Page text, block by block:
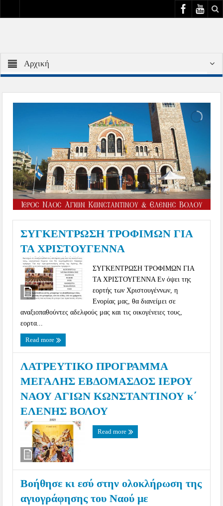
Αρχική
ΣΥΓΚΕΝΤΡΩΣΗ ΤΡΟΦΙΜΩΝ ΓΙΑ
ΤΑ ΧΡΙΣΤΟΥΓΕΝΝΑ
ΣΥΓΚΕΝΤΡΩΣΗ ΤΡΟΦΙΜΩΝ ΓΙΑ
ΤΑ ΧΡΙΣΤΟΥΓΕΝΝΑ Εν όψει της
εορτής των Χριστουγέννων, η
Ενορίας μας, θα διανείμει σε
αναξιοπαθούντες αδελφούς μας και τις οικογένειες τους,
εορτα...
Read more
ΛΑΤΡΕΥΤΙΚΟ ΠΡΟΓΡΑΜΜΑ
ΜΕΓΑΛΗΣ ΕΒΔΟΜΑΣΔΟΣ ΙΕΡΟΥ
ΝΑΟΥ ΑΓΙΩΝ ΚΩΝΣΤΑΝΤΙΝΟΥ κ΄
ΕΛΕΝΗΣ ΒΟΛΟΥ
Read more
Βοήθησε κι εσύ στην ολοκλήρωση της
αγιογράφησης του Ναού με